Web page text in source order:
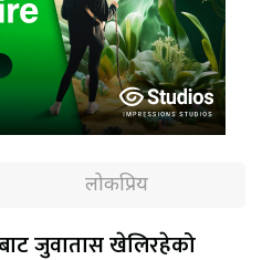
लोकप्रिय
जुवातास खेलिरहेको